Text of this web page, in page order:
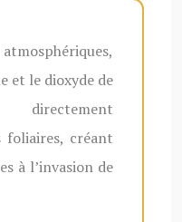
et le dioxyde de
foliaires, créant
à l’invasion de